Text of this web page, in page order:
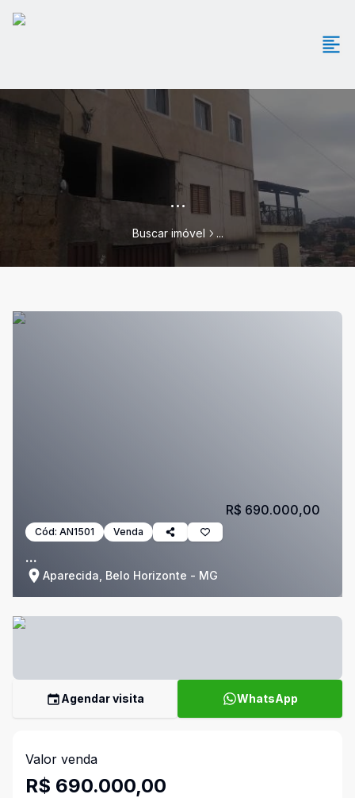
...
Buscar imóvel ...
Cód: AN1501 Venda
...
Aparecida, Belo Horizonte - MG
R$ 690.000,00
Agendar visita WhatsApp
Valor venda
R$ 690.000,00